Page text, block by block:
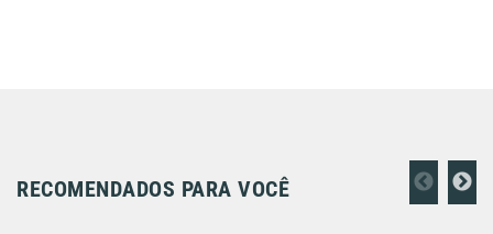
RECOMENDADOS PARA VOCÊ